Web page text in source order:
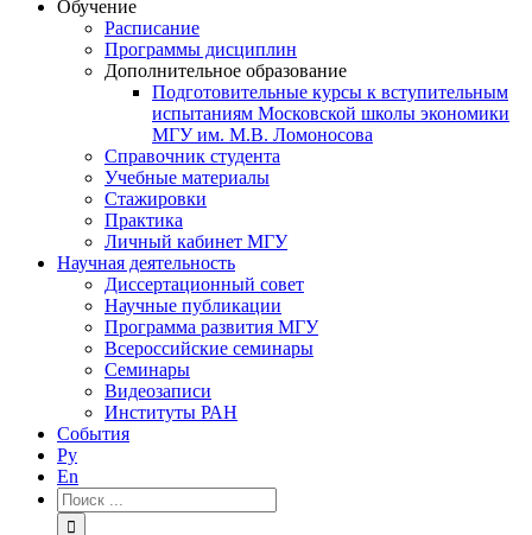
Обучение
Расписание
Программы дисциплин
Дополнительное образование
Подготовительные курсы к вступительным
испытаниям Московской школы экономики
МГУ им. М.В. Ломоносова
Справочник студента
Учебные материалы
Стажировки
Практика
Личный кабинет МГУ
Научная деятельность
Диссертационный совет
Научные публикации
Программа развития МГУ
Всероссийские семинары
Семинары
Видеозаписи
Институты РАН
События
Ру
En
Результат
поиска: